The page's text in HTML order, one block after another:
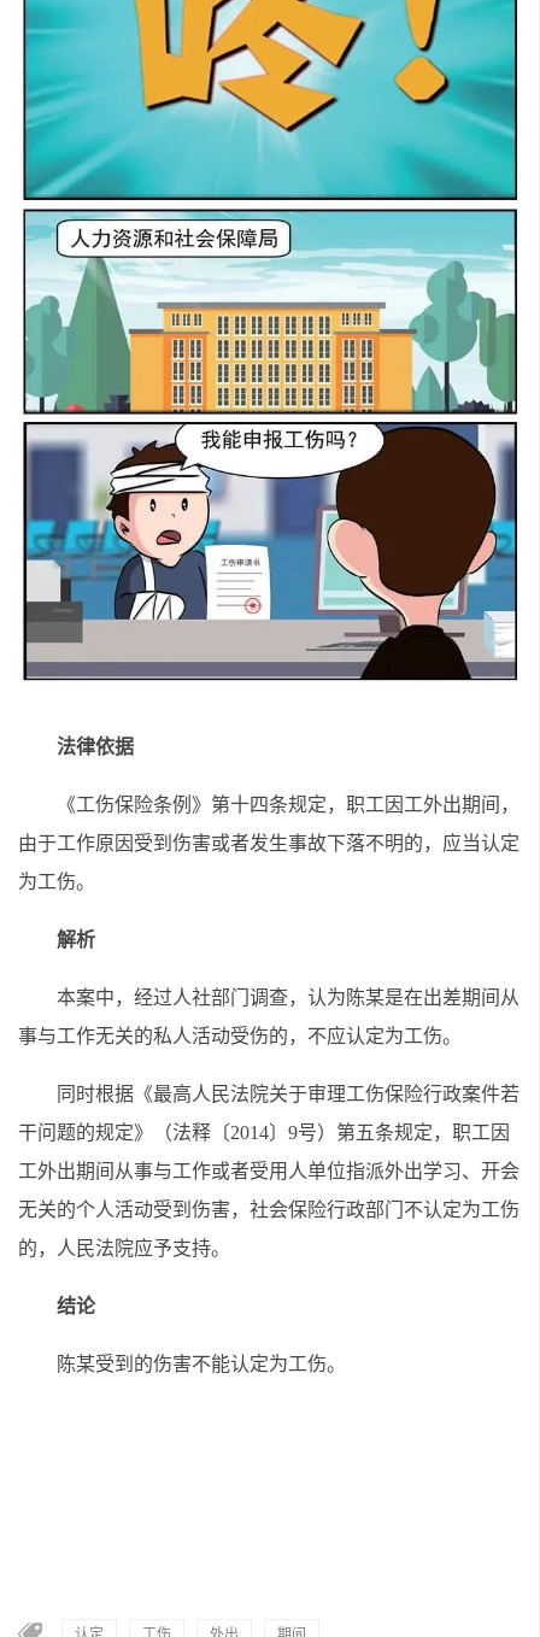
法律依据
《工伤保险条例》第十四条规定，职工因工外出期间，
由于工作原因受到伤害或者发生事故下落不明的，应当认定
为工伤。
解析
本案中，经过人社部门调查，认为陈某是在出差期间从
事与工作无关的私人活动受伤的，不应认定为工伤。
同时根据《最高人民法院关于审理工伤保险行政案件若
干问题的规定》（法释〔2014〕9号）第五条规定，职工因
工外出期间从事与工作或者受用人单位指派外出学习、开会
无关的个人活动受到伤害，社会保险行政部门不认定为工伤
的，人民法院应予支持。
结论
陈某受到的伤害不能认定为工伤。